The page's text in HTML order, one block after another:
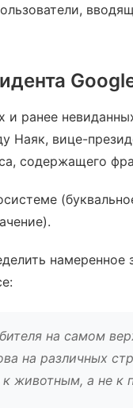
ранее
Наяк, вице-
содержащего
намеренное
на самом
на различных
животным, а не к